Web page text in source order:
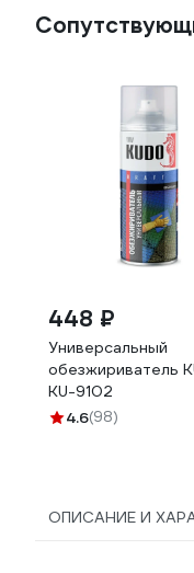
448 ₽
Универсальный
обезжириватель
KU-9102
4.6(98)
ОПИСАНИЕ И